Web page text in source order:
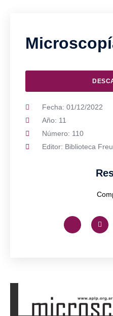
Fecha: 01/12/2022
Año: 11
Número: 110
Editor: Biblioteca